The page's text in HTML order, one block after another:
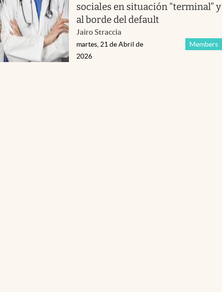
sociales en situación “terminal” y
al borde del default
Jairo Straccia
Members
martes, 21 de Abril de
2026